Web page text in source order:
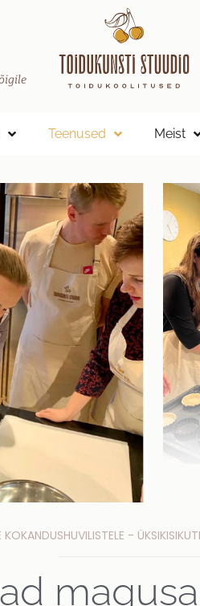
Teenused Meist
-